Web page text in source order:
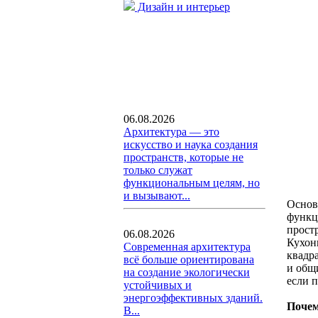
Дизайн и интерьер
06.08.2026
Архитектура — это
искусство и наука создания
пространств, которые не
только служат
функциональным целям, но
и вызывают...
06.08.2026
Современная архитектура
всё больше ориентирована
на создание экологически
устойчивых и
энергоэффективных зданий.
В...
и
если